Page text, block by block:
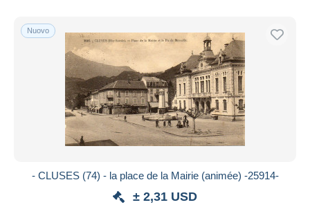
Nuovo
- CLUSES (74) - la place de la Mairie (animée) -25914-
± 2,31 USD